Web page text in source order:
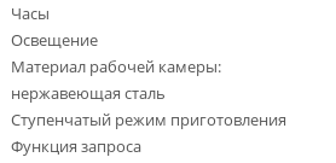
Часы
Освещение
Материал рабочей камеры:
нержавеющая сталь
Ступенчатый режим приготовления
Функция запроса